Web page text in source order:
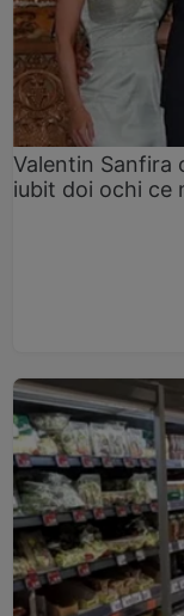
Valentin Sanfira
iubit doi ochi ce